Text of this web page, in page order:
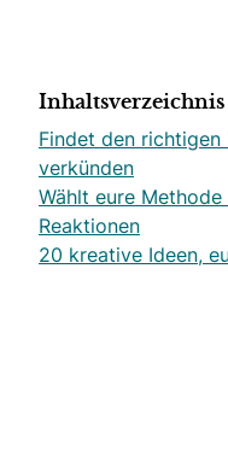
Inhaltsverzeichnis
Findet den
verkünden
Wählt eure
Reaktionen
20 kreative Ideen,